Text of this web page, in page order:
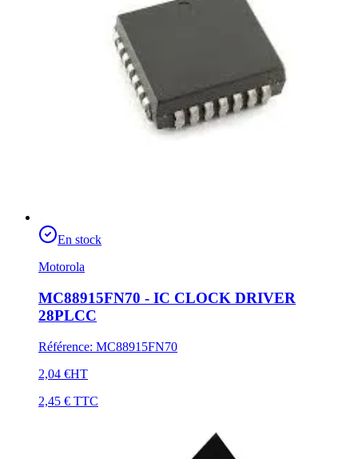
En stock
Motorola
MC88915FN70 - IC CLOCK DRIVER
28PLCC
Référence: MC88915FN70
2,04 €HT
2,45 € TTC